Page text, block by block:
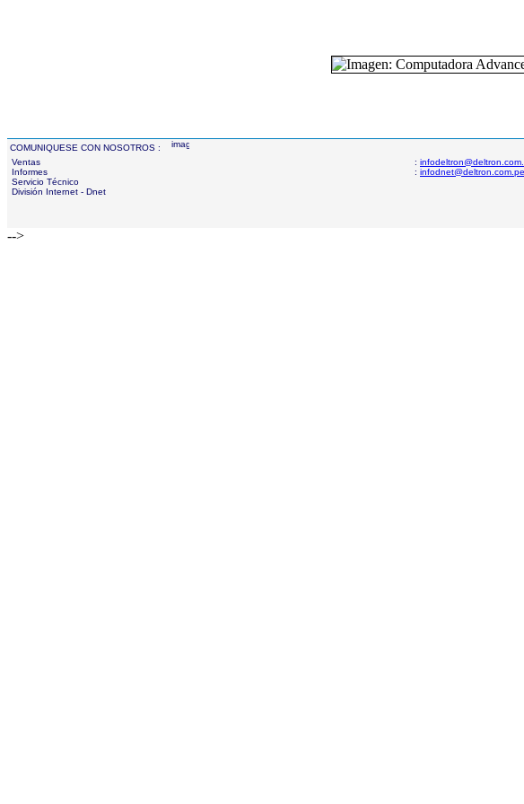
COMUNIQUESE CON NOSOTROS :
Ventas
Informes
Servicio Técnico
División Internet - Dnet
:
: infodnet@deltron.com.pe
-->